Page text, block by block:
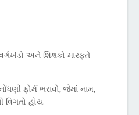
અને શિક્ષકો મારફતે
ફોર્મ ભરાવો,જેમાં નામ,
હોય.